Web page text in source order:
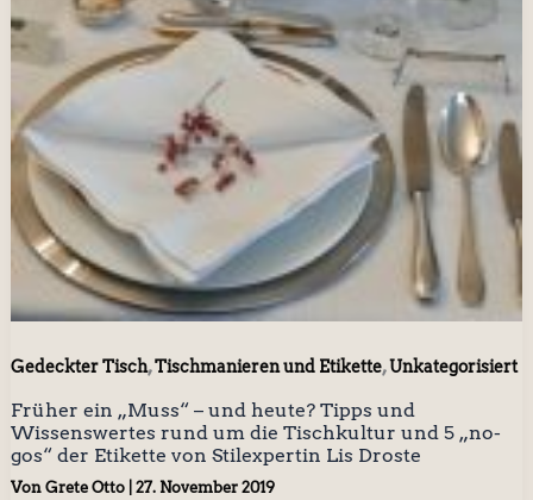
Gedeckter Tisch,Tischmanieren und Etikette,Unkategorisiert
Früher ein „Muss“ – und heute? Tipps und
Wissenswertes rund um die Tischkultur und 5 „no-
gos“ der Etikette von Stilexpertin Lis Droste
Von Grete Otto 27. November 2019